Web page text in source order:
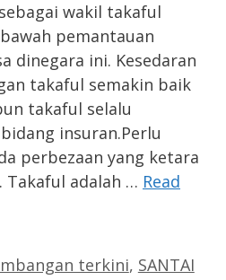
wakil takaful
pemantauan
dinegara ini. Kesedaran
takaful semakin baik
takaful selalu
insuran.Perlu
perbezaan yang ketara
Takaful adalah … Read
terkini, SANTAI